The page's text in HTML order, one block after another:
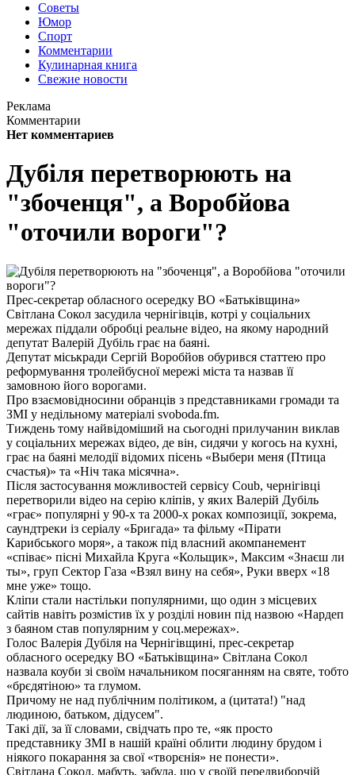
Советы
Юмор
Спорт
Комментарии
Кулинарная книга
Свежие новости
Реклама
Комментарии
Нет комментариев
Дубіля перетворюють на
"збоченця", а Воробйова
"оточили вороги"?
Прес-секретар обласного осередку ВО «Батьківщина»
Світлана Сокол засудила чернігівців, котрі у соціальних
мережах піддали обробці реальне відео, на якому народний
депутат Валерій Дубіль грає на баяні.
Депутат міськради Сергій Воробйов обурився статтею про
реформування тролейбусної мережі міста та назвав її
замовною його ворогами.
Про взаємовідносини обранців з представниками громади та
ЗМІ у недільному матеріалі svoboda.fm.
Тиждень тому найвідоміший на сьогодні прилучанин виклав
у соціальних мережах відео, де він, сидячи у когось на кухні,
грає на баяні мелодії відомих пісень «Выбери меня (Птица
счастья)» та «Ніч така місячна».
Після застосування можливостей сервісу Coub, чернігівці
перетворили відео на серію кліпів, у яких Валерій Дубіль
«грає» популярні у 90-х та 2000-х роках композиції, зокрема,
саундтреки із серіалу «Бригада» та фільму «Пірати
Карибського моря», а також під власний акомпанемент
«співає» пісні Михайла Круга «Кольщик», Максим «Знаєш ли
ты», груп Сектор Газа «Взял вину на себя», Руки вверх «18
мне уже» тощо.
Кліпи стали настільки популярними, що один з місцевих
сайтів навіть розмістив їх у розділі новин під назвою «Нардеп
з баяном став популярним у соц.мережах».
Голос Валерія Дубіля на Чернігівщині, прес-секретар
обласного осередку ВО «Батьківщина» Світлана Сокол
назвала коуби зі своїм начальником посяганням на святе, тобто
«брєдятіною» та глумом.
Причому не над публічним політиком, а (цитата!) "над
людиною, батьком, дідусем".
Такі дії, за її словами, свідчать про те, «як просто
представнику ЗМІ в нашій країні облити людину брудом і
ніякого покарання за свої «творєнія» не понести».
Світлана Сокол, мабуть, забула, що у своїй передвиборчій